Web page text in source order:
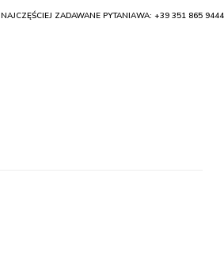
NAJCZĘŚCIEJ ZADAWANE PYTANIAWA: +39 351 865 9444